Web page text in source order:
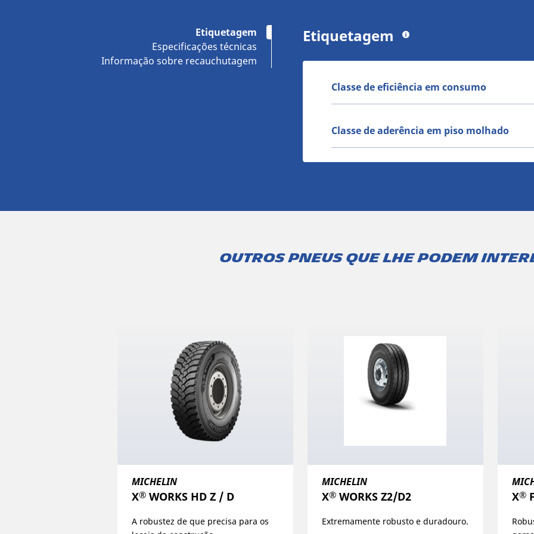
Etiquetagem
Especificações técnicas
Informação sobre recauchutagem
Etiquetagem
Classe de eficiência em consumo
Classe de aderência em piso molhado
Outros pneus que lhe podem
MICHELIN
X® WORKS HD Z / D
A robustez de que precisa para os
MICHELIN
X®WORKS Z2/D2
Extremamente robusto e duradouro.
X®